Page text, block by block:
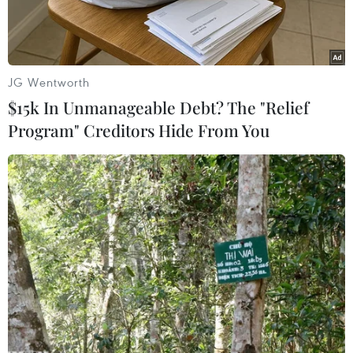
Binh sỹ Israel phong tỏa tuyến đường chính dẫn đến cửa khẩu
Quneitra nối Syria với cao nguyên Golan ngày 1/9. (Nguồn:
AFP/TTXVN)
Ngày 14/9, Thủ tướng Israel Benjamin
Netanyahu tuyên bố ủng hộ kế hoạch tăng
mạnh chi tiêu quốc phòng trong năm 2015.
Phát biểu tại Hội thảo mạng quốc tế lần thứ 4
JG Wentworth
$15k In Unmanageable Debt? The "Relief
Program" Creditors Hide From You